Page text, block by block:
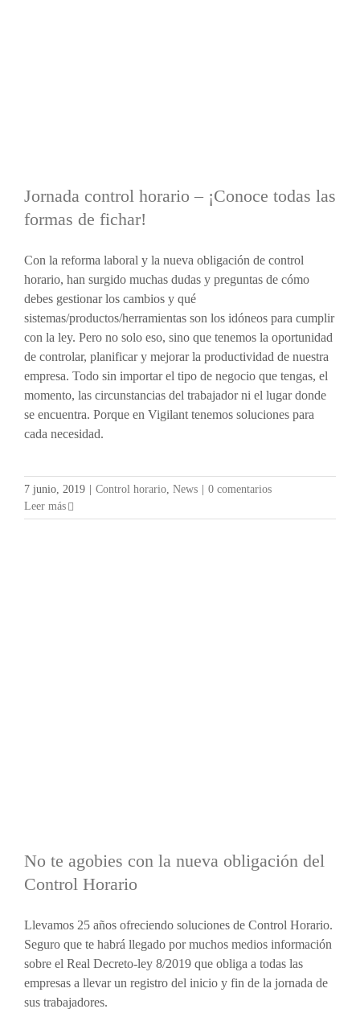
Jornada control horario – ¡Conoce todas las
formas de fichar!
Con la reforma laboral y la nueva obligación de control
horario, han surgido muchas dudas y preguntas de cómo
debes gestionar los cambios y qué
sistemas/productos/herramientas son los idóneos para cumplir
con la ley. Pero no solo eso, sino que tenemos la oportunidad
de controlar, planificar y mejorar la productividad de nuestra
empresa. Todo sin importar el tipo de negocio que tengas, el
momento, las circunstancias del trabajador ni el lugar donde
se encuentra. Porque en Vigilant tenemos soluciones para
cada necesidad.
7 junio, 2019 Control horario, News
0 comentarios
Leer más
No te agobies con la nueva obligación del
Control Horario
Llevamos 25 años ofreciendo soluciones de Control Horario.
Seguro que te habrá llegado por muchos medios información
sobre el Real Decreto-ley 8/2019 que obliga a todas las
empresas a llevar un registro del inicio y fin de la jornada de
sus trabajadores.